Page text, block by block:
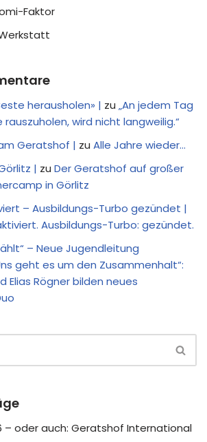
Faktor
herausholen» | zu „An jedem Tag
wird nicht langweilig.“
Geratshof | zu Alle Jahre wieder…
| zu Der Geratshof auf großer
in Görlitz
– Ausbildungs-Turbo gezündet |
Ausbildungs-Turbo: gezündet.
– Neue Jugendleitung
geht es um den Zusammenhalt“:
Elias Rögner bilden neues
– oder auch: Geratshof International